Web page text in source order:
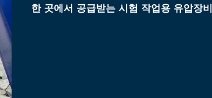
한 곳에서 공급받는 시험 작업용 유압장비